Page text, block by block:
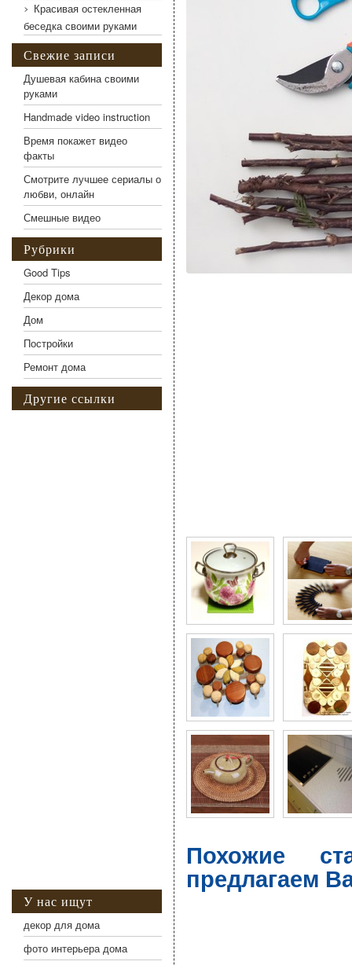
Похожие
предлагаем
Красивая остекленная
беседка своими руками
Свежие записи
Душевая кабина своими
руками
Handmade video instruction
Время покажет видео
факты
Смотрите лучшее сериалы о
любви, онлайн
Смешные видео
Рубрики
Good Tips
Декор дома
Дом
Постройки
Ремонт дома
Другие ссылки
У нас ищут
декор для дома
фото интерьера дома